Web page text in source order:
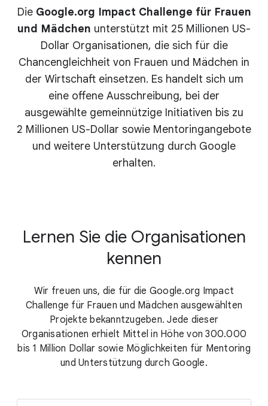
Die Google.org Impact Challenge für Frauen
und Mädchen unterstützt mit 25 Millionen US-
Dollar Organisationen, die sich für die
Chancengleichheit von Frauen und Mädchen in
der Wirtschaft einsetzen. Es handelt sich um
eine offene Ausschreibung, bei der
ausgewählte gemeinnützige Initiativen bis zu
2 Millionen US-Dollar sowie Mentoringangebote
und weitere Unterstützung durch Google
erhalten.
Lernen Sie die Organisationen
kennen
Wir freuen uns, die für die Google.org Impact
Challenge für Frauen und Mädchen ausgewählten
Projekte bekanntzugeben. Jede dieser
Organisationen erhielt Mittel in Höhe von 300.000
bis 1 Million Dollar sowie Möglichkeiten für Mentoring
und Unterstützung durch Google.